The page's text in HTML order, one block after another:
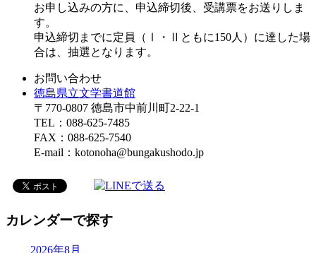
お申し込みの方に、申込締切後、受講票をお送りしま
す。
申込締切までに定員（Ⅰ・Ⅱともに150人）に達した場
合は、抽選となります。
お問い合わせ
徳島県立文学書道館
〒770-0807 徳島市中前川町2-22-1
TEL：088-625-7485
FAX：088-625-7540
E-mail：kotonoha@bungakushodo.jp
カレンダーで探す
2026年8月